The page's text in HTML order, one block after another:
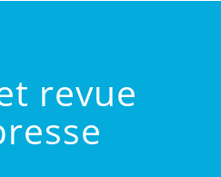
revue